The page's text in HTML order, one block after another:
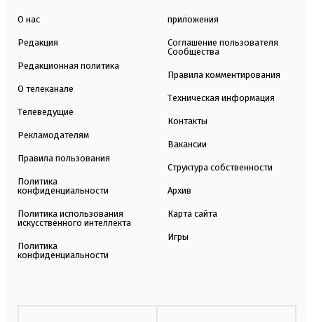
О нас
Редакция
Редакционная политика
О телеканале
Телеведущие
Рекламодателям
Правила пользования
Политика
конфиденциальности
Политика использования
искусственного интеллекта
Политика
конфиденциальности
приложения
Соглашение пользователя
Сообщества
Правила комментирования
Техническая информация
Контакты
Вакансии
Структура собственности
Архив
Карта сайта
Игры